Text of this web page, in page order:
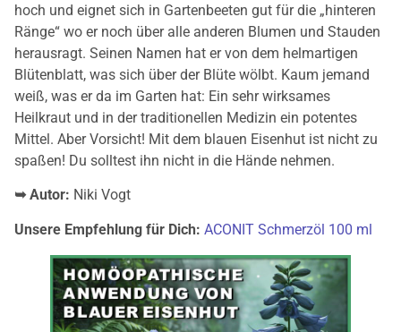
hoch und eignet sich in Gartenbeeten gut für die „hinteren
Ränge“ wo er noch über alle anderen Blumen und Stauden
herausragt. Seinen Namen hat er von dem helmartigen
Blütenblatt, was sich über der Blüte wölbt. Kaum jemand
weiß, was er da im Garten hat: Ein sehr wirksames
Heilkraut und in der traditionellen Medizin ein potentes
Mittel. Aber Vorsicht! Mit dem blauen Eisenhut ist nicht zu
spaßen! Du solltest ihn nicht in die Hände nehmen.
➥ Autor: Niki Vogt
Unsere Empfehlung für Dich: ACONIT Schmerzöl 100 ml